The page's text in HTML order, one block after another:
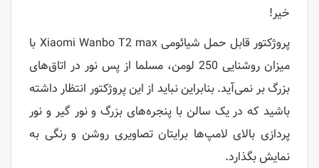
خیر‍!
پروژکتور قابل حمل شیائومی Xiaomi Wanbo T2 max با
میزان روشنایی 250 لومن، مسلما از پس نور در اتاق‌های
بزرگ بر نمی‌آید. بنابراین نباید از این پروژکتور انتظار داشته
باشید که در یک سالن با پنجره‌های بزرگ و نور گیر و نور
پردازی بالای لامپ‌ها برایتان تصاویری روشن و رنگی به
نمایش بگذارد.